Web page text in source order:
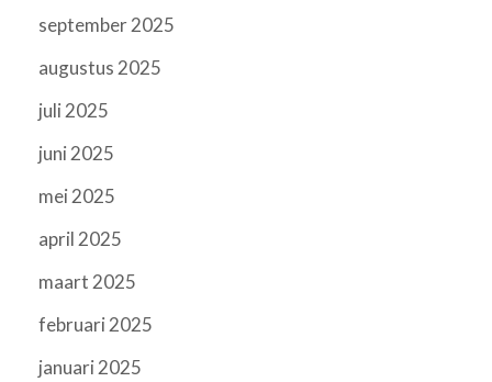
september 2025
augustus 2025
juli 2025
juni 2025
mei 2025
april 2025
maart 2025
februari 2025
januari 2025